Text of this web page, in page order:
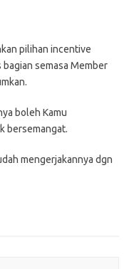
pilihan incentive
semasa Member
boleh Kamu
bersemangat.
mengerjakannya dgn